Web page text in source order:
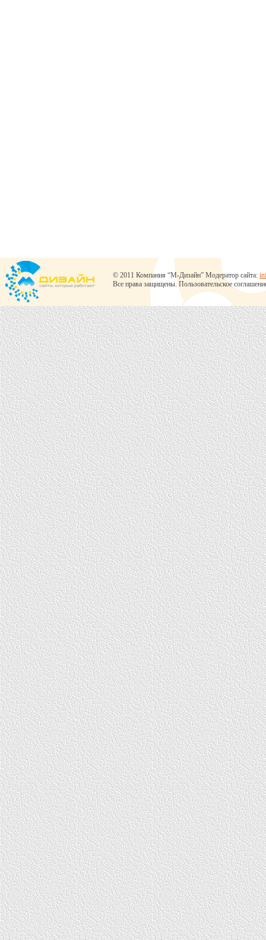
© 2011 Компания “М-Дизайн” Модератор сайта:
Все права защищены.Пользовательское